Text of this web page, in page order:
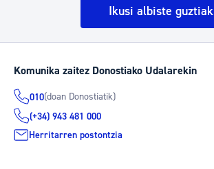
Ikusi albiste guztiak
Komunika zaitez Donostiako Udalarekin
010(doan Donostiatik)
(+34) 943 481 000
Herritarren postontzia